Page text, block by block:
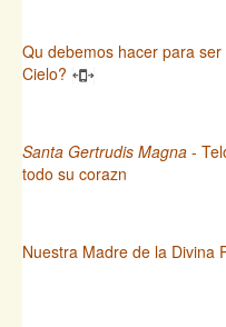
Qu debemos hacer para
Cielo?
Santa Gertrudis Magna -
todo su corazn
Nuestra Madre de la Divina